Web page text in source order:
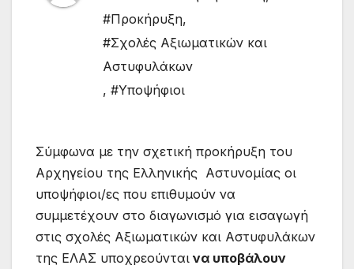
#Προκήρυξη,
#Σχολές Αξιωματικών και
Αστυφυλάκων
, #Υποψήφιοι
Σύμφωνα με την σχετική προκήρυξη του
Αρχηγείου της Ελληνικής Αστυνομίας oι
υποψήφιοι/ες που επιθυμούν να
συμμετέχουν στο διαγωνισμό για εισαγωγή
στις σχολές Αξιωματικών και Αστυφυλάκων
της ΕΛΑΣ υποχρεούνται να υποβάλουν